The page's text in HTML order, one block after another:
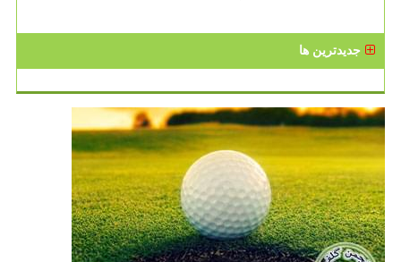
جدیدترین ها